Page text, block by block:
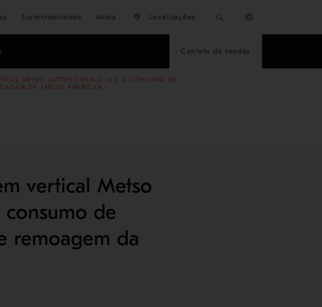
principalSustentabilidade Mídia Localizações
Contato de vendas
METSO OUTOTEC REDUZ 30% O CONSUMO DE
DA ANGLO AMERICAN
vertical Metso
de
remoagem da